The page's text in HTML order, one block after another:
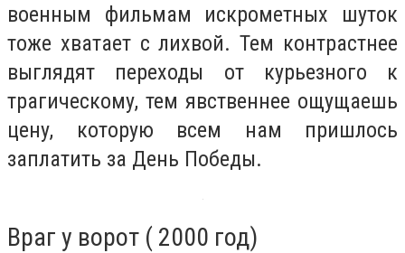
военным фильмам искрометных шуток
тоже хватает с лихвой. Тем контрастнее
выглядят переходы от курьезного к
трагическому, тем явственнее ощущаешь
цену, которую всем нам пришлось
заплатить за День Победы.
Враг у ворот ( 2000 год)